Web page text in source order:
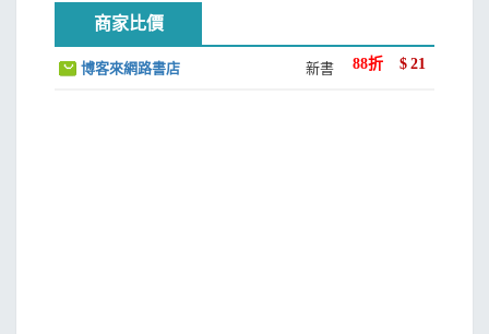
商家比價
博客來網路書店 新書 88折 $ 21